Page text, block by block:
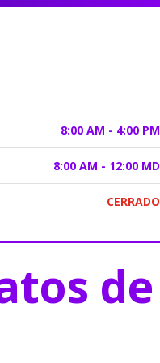
8:00 AM - 4:00 PM
8:00 AM - 12:00 MD
CERRADO
de